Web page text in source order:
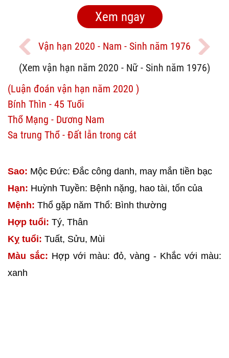
Vận hạn 2020 - Nam - Sinh năm 1976
(Xem vận hạn năm 2020 - Nữ - Sinh năm 1976)
(Luận đoán vận hạn năm 2020 )
Bính Thìn - 45 Tuổi
Thổ Mạng - Dương Nam
Sa trung Thổ - Đất lẫn trong cát
Sao: Mộc Đức: Đắc công danh, may mắn tiền bạc
Hạn: Huỳnh Tuyền: Bệnh nặng, hao tài, tốn của
Mệnh: Thổ gặp năm Thổ: Bình thường
Hợp tuổi: Tý, Thân
Kỵ tuổi: Tuất, Sửu, Mùi
Màu sắc: Hợp với màu: đỏ, vàng - Khắc với màu:
xanh